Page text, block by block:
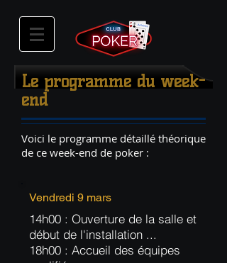
Voici le programme détaillé théorique
de ce week-end de poker :
Vendredi 9 mars
14h00 : Ouverture de la salle et
début de l'installation ...
18h00 : Accueil des équipes
Le programme du week-
end